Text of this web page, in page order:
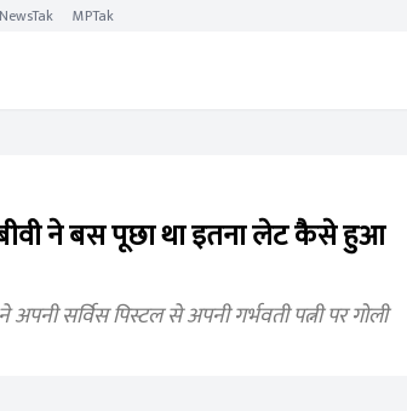
NewsTak MPTak
बीवी ने बस पूछा था इतना लेट कैसे हुआ
सर्विस पिस्टल से अपनी गर्भवती पत्नी पर गोली